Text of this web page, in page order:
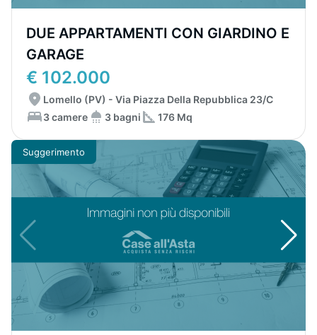
DUE APPARTAMENTI CON GIARDINO E
GARAGE
€ 102.000
Lomello (PV) - Via Piazza Della Repubblica 23/C
3 camere
3 bagni 176 Mq
Suggerimento